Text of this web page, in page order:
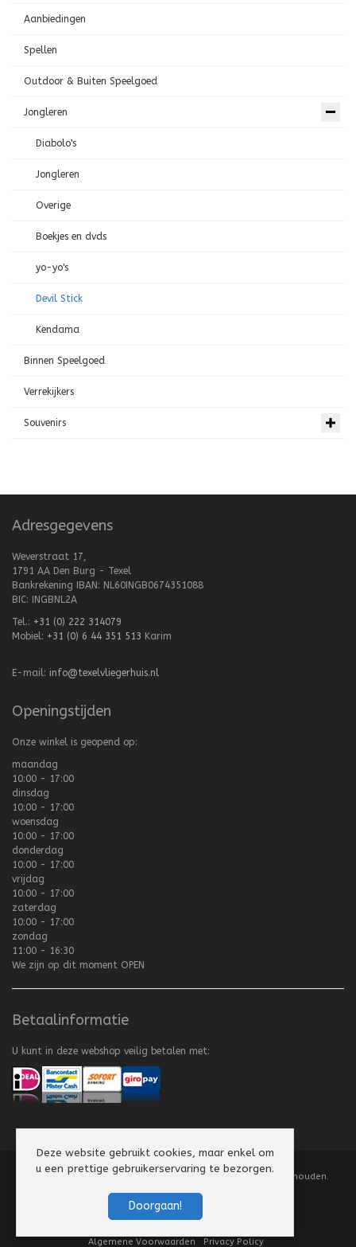
Aanbiedingen
Spellen
Outdoor & Buiten Speelgoed
Jongleren
Diabolo's
Jongleren
Overige
Boekjes en dvds
yo-yo's
Devil Stick
Kendama
Binnen Speelgoed
Verrekijkers
Souvenirs
Adresgegevens
Weverstraat 17,
1791 AA Den Burg - Texel
Bankrekening IBAN: NL60INGB0674351088
BIC: INGBNL2A
Tel.: +31 (0) 222 314079
Mobiel: +31 (0) 6 44 351 513 Karim
E-mail: info@texelvliegerhuis.nl
Openingstijden
Onze winkel is geopend op:
maandag
10:00 - 17:00
dinsdag
10:00 - 17:00
woensdag
10:00 - 17:00
donderdag
10:00 - 17:00
vrijdag
10:00 - 17:00
zaterdag
10:00 - 17:00
zondag
11:00 - 16:30
We zijn op dit moment OPEN
Betaalinformatie
U kunt in deze webshop veilig betalen met:
Copyright
2008-2026 Texel Vliegerhuis. Alle rechten voorbehouden.
Algemene Voorwaarden Privacy Policy
Deze website gebruikt cookies, maar enkel om
u een prettige gebruikerservaring te bezorgen.
Doorgaan!